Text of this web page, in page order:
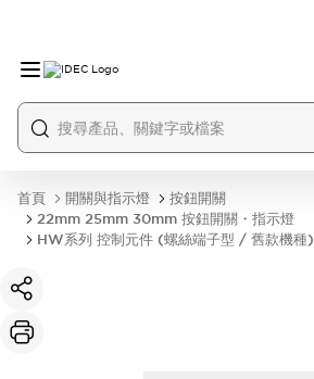
首頁 開關與指示燈
按鈕開關
22mm 25mm 30mm 按鈕開關・指示燈
HW系列 控制元件 (螺絲端子型 / 舊款機種)